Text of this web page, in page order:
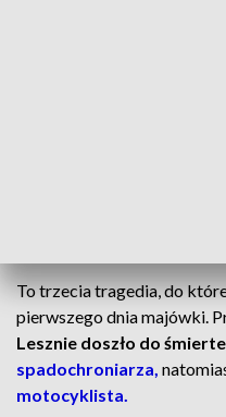
To trzecia tragedia, do
pierwszego dnia majówki.
Lesznie doszło do
spadochroniarza,
motocyklista.